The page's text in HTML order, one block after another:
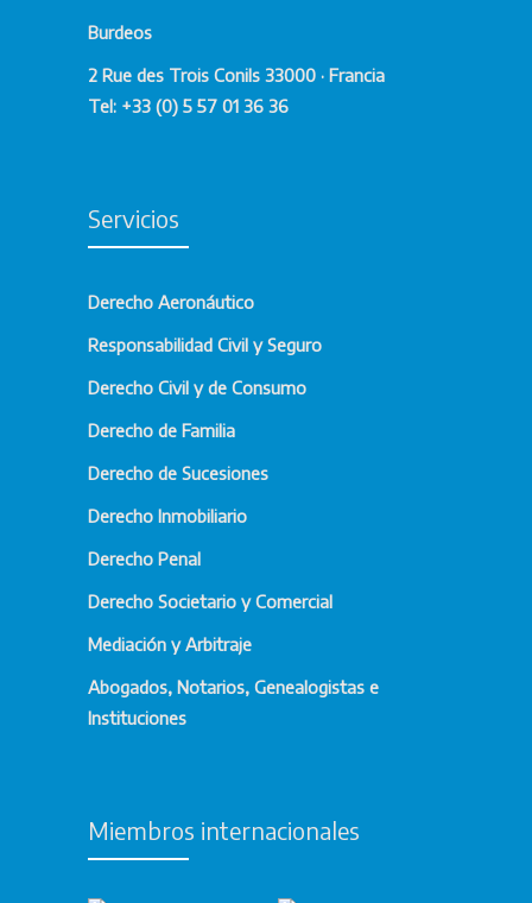
Burdeos
2 Rue des Trois Conils 33000 · Francia
Tel: +33 (0) 5 57 01 36 36
Servicios
Derecho Aeronáutico
Responsabilidad Civil y Seguro
Derecho Civil y de Consumo
Derecho de Familia
Derecho de Sucesiones
Derecho Inmobiliario
Derecho Penal
Derecho Societario y Comercial
Mediación y Arbitraje
Abogados, Notarios, Genealogistas e
Instituciones
Miembros internacionales